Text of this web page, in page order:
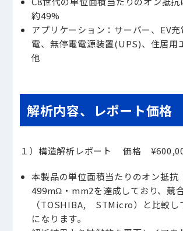
約49%
アプリケーション：サーバー、EV
電、無停電電源装置(UPS)、住居用
他
解析内容、レポート価格
１）構造解析レポート 価格
本製品の単位面積当たりのオン抵抗
499mΩ・mm2を達成しており、競
（TOSHIBA, STMicro）と比較し
になります。